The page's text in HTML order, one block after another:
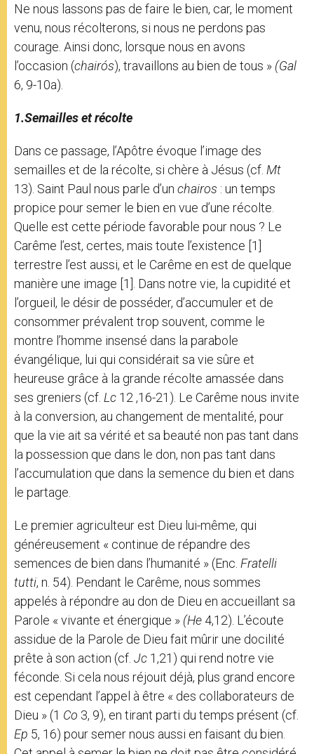
Ne nous lassons pas de faire le bien, car, le moment
venu, nous récolterons, si nous ne perdons pas
courage. Ainsi donc, lorsque nous en avons
l’occasion (chairós), travaillons au bien de tous » (Gal
6, 9-10a).
1.Semailles et récolte
Dans ce passage, l’Apôtre évoque l’image des
semailles et de la récolte, si chère à Jésus (cf. Mt
13). Saint Paul nous parle d’un chairos : un temps
propice pour semer le bien en vue d’une récolte.
Quelle est cette période favorable pour nous ? Le
Carême l’est, certes, mais toute l’existence [1]
terrestre l’est aussi, et le Carême en est de quelque
manière une image [1]. Dans notre vie, la cupidité et
l’orgueil, le désir de posséder, d’accumuler et de
consommer prévalent trop souvent, comme le
montre l’homme insensé dans la parabole
évangélique, lui qui considérait sa vie sûre et
heureuse grâce à la grande récolte amassée dans
ses greniers (cf. Lc 12 ,16-21). Le Carême nous invite
à la conversion, au changement de mentalité, pour
que la vie ait sa vérité et sa beauté non pas tant dans
la possession que dans le don, non pas tant dans
l’accumulation que dans la semence du bien et dans
le partage.
Le premier agriculteur est Dieu lui-même, qui
généreusement « continue de répandre des
semences de bien dans l’humanité » (Enc. Fratelli
tutti, n. 54). Pendant le Carême, nous sommes
appelés à répondre au don de Dieu en accueillant sa
Parole « vivante et énergique » (He 4,12). L’écoute
assidue de la Parole de Dieu fait mûrir une docilité
prête à son action (cf. Jc 1,21) qui rend notre vie
féconde. Si cela nous réjouit déjà, plus grand encore
est cependant l’appel à être « des collaborateurs de
Dieu » (1 Co 3, 9), en tirant parti du temps présent (cf.
Ep 5, 16) pour semer nous aussi en faisant du bien.